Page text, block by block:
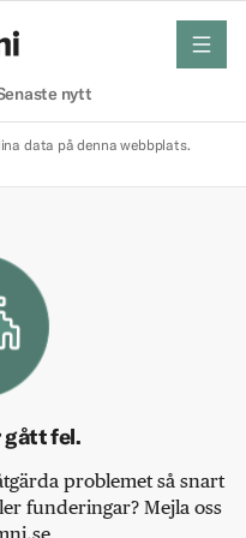
nytt
meny
data på denna webbplats.
gått fel.
problemet så snart
funderingar? Mejla oss